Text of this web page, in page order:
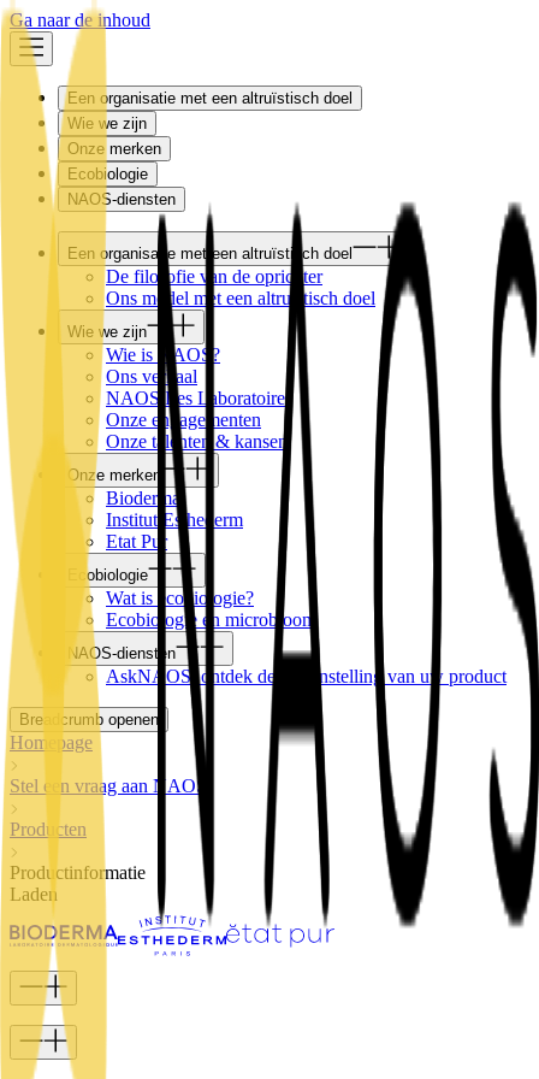
Ga naar de inhoud
Een organisatie met een altruïstisch doel
Wie we zijn
Onze merken
Ecobiologie
NAOS-diensten
Een organisatie met een altruïstisch doel
De filosofie van de oprichter
Ons model met een altruïstisch doel
Wie we zijn
Wie is NAOS?
Ons verhaal
NAOS Les Laboratoires
Onze engagementen
Onze talenten & kansen
Onze merken
Bioderma
Institut Esthederm
Etat Pur
Ecobiologie
Wat is ecobiologie?
Ecobiologie en microbioom
NAOS-diensten
AskNAOS, ontdek de samenstelling van uw product
Breadcrumb openen
Homepage
Stel een vraag aan NAOS
Producten
Productinformatie
Laden